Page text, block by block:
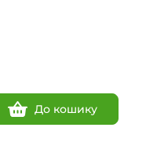
До кошику